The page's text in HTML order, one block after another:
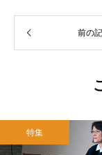
前の
特集